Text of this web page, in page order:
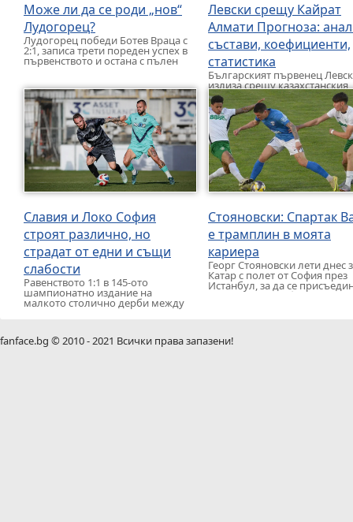
Може ли да се роди „нов“
Лудогорец?
Лудогорец победи Ботев Враца с
2:1, записа трети пореден успех в
първенството и остана с пълен
актив от девет точки. […]
Левски срещу Кайрат
Алмати Прогноза:
състави, коефициенти,
статистика
Българският първенец
излиза срещу казахстанския
Кайрат Алмати в първи
третия квалификационен
Шампионската лига.
Славия и Локо София
строят различно, но
страдат от едни и същи
слабости
Равенството 1:1 в 145-ото
шампионатно издание на
малкото столично дерби между
Славия и Локомотив София не
Стояновски: Спартак
е трамплин в моята
кариера
Георг Стояновски лети днес
Катар с полет от София през
Истанбул, за да се
към новия си отбор […]
fanface.bg © 2010 - 2021 Всички права запазени!